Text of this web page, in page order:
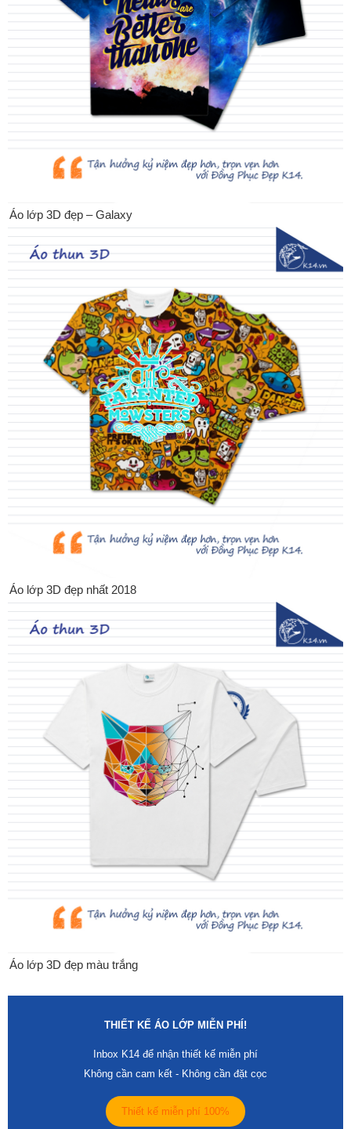
Áo lớp 3D đẹp – Galaxy
Áo lớp 3D đẹp nhất 2018
Áo lớp 3D đẹp màu trắng
THIẾT KẾ ÁO LỚP MIỄN PHÍ!
Inbox K14 để nhận thiết kế miễn phí
Không cần cam kết - Không cần đặt cọc
Thiết kế miễn phí 100%